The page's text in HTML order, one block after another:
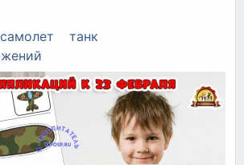
самолет
танк